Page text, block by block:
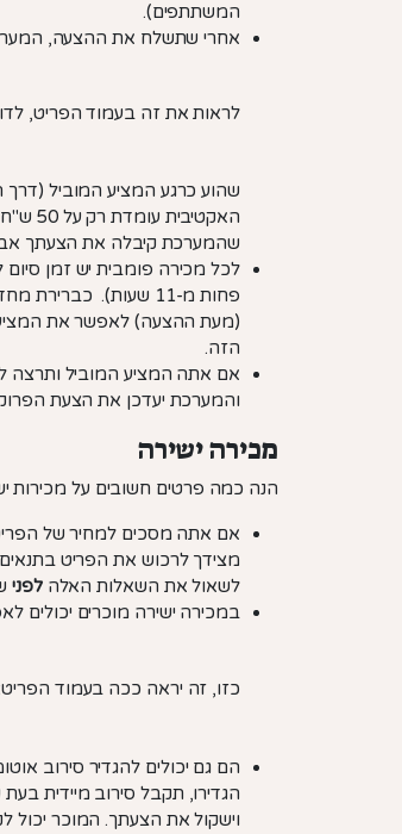
המשתתפים).
אחרי שתשלח את ההצעה,
לראות את זה בעמוד הפריט,
שהמערכת קיבלה את הצעתך
לכל מכירה פומבית יש זמן
פחות מ-11 שעות).
(מעת ההצעה) לאפשר את המציע
הזה.
אם אתה המציע המוביל ותרצה
והמערכת יעדכן את הצעת
מכירה ישירה
הנה כמה פרטים חשובים על מכירות
אם אתה מסכים למחיר של
מצידך לרכוש את הפריט
לשאול את השאלות האלהלפני
במכירה ישירה מוכרים
כזו, זה יראה ככה בעמוד
הם גם יכולים להגדיר סירוב
הגדירו, תקבל סירוב מיידית
וישקול את הצעתך. המוכר